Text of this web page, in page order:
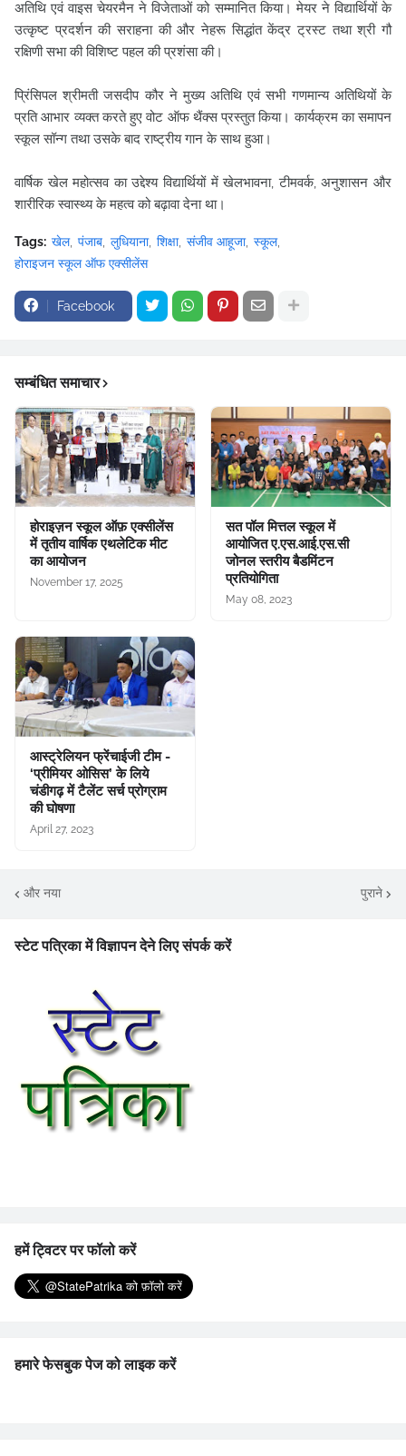
अतिथि एवं वाइस चेयरमैन ने विजेताओं को सम्मानित किया। मेयर ने विद्यार्थियों के
उत्कृष्ट प्रदर्शन की सराहना की और नेहरू सिद्धांत केंद्र ट्रस्ट तथा श्री गौ
रक्षिणी सभा की विशिष्ट पहल की प्रशंसा की।
प्रिंसिपल श्रीमती जसदीप कौर ने मुख्य अतिथि एवं सभी गणमान्य अतिथियों के
प्रति आभार व्यक्त करते हुए वोट ऑफ थैंक्स प्रस्तुत किया। कार्यक्रम का समापन
स्कूल सॉन्ग तथा उसके बाद राष्ट्रीय गान के साथ हुआ।
वार्षिक खेल महोत्सव का उद्देश्य विद्यार्थियों में खेलभावना, टीमवर्क, अनुशासन और
शारीरिक स्वास्थ्य के महत्व को बढ़ावा देना था।
Tags: खेल पंजाब लुधियाना शिक्षा संजीव आहूजा स्कूल
होराइजन स्कूल ऑफ एक्सीलेंस
Facebook
सम्बंधित समाचार
होराइज़न स्कूल ऑफ़ एक्सीलेंस
में तृतीय वार्षिक एथलेटिक मीट
का आयोजन
November 17, 2025
सत पॉल मित्तल स्कूल में
आयोजित ए.एस.आई.एस.सी
जोनल स्तरीय बैडमिंटन
प्रतियोगिता
May 08, 2023
आस्ट्रेलियन फ्रेंचाईजी टीम -
‘प्रीमियर ओसिस’ के लिये
चंडीगढ़ में टैलेंट सर्च प्रोग्राम
की घोषणा
April 27, 2023
और नया पुराने
स्टेट पत्रिका में विज्ञापन देने लिए संपर्क करें
हमें ट्विटर पर फॉलो करें
हमारे फेसबुक पेज को लाइक करें